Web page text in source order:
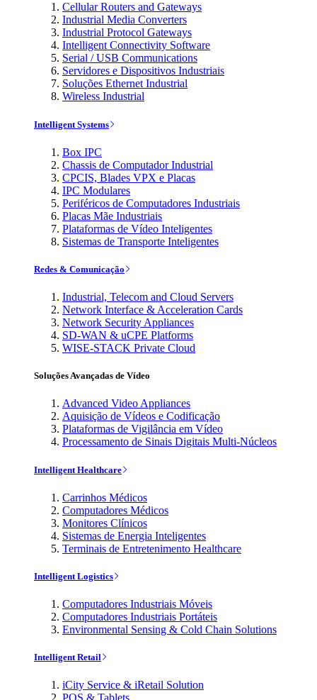
Cellular Routers and Gateways
Industrial Media Converters
Industrial Protocol Gateways
Intelligent Connectivity Software
Serial / USB Communications
Servidores e Dispositivos Industriais
Soluções Ethernet Industrial
Wireless Industrial
Intelligent Systems
Box IPC
Chassis de Computador Industrial
CPCIS, Blades VPX e Placas
IPC Modulares
Periféricos de Computadores Industriais
Placas Mãe Industriais
Plataformas de Vídeo Inteligentes
Sistemas de Transporte Inteligentes
Redes & Comunicação
Industrial, Telecom and Cloud Servers
Network Interface & Acceleration Cards
Network Security Appliances
SD-WAN & uCPE Platforms
WISE-STACK Private Cloud
Soluções Avançadas de Vídeo
Advanced Video Appliances
Aquisição de Vídeos e Codificação
Plataformas de Vigilância em Vídeo
Processamento de Sinais Digitais Multi-Núcleos
Intelligent Healthcare
Carrinhos Médicos
Computadores Médicos
Monitores Clínicos
Sistemas de Energia Inteligentes
Terminais de Entretenimento Healthcare
Intelligent Logistics
Computadores Industriais Móveis
Computadores Industriais Portáteis
Environmental Sensing & Cold Chain Solutions
Intelligent Retail
iCity Service & iRetail Solution